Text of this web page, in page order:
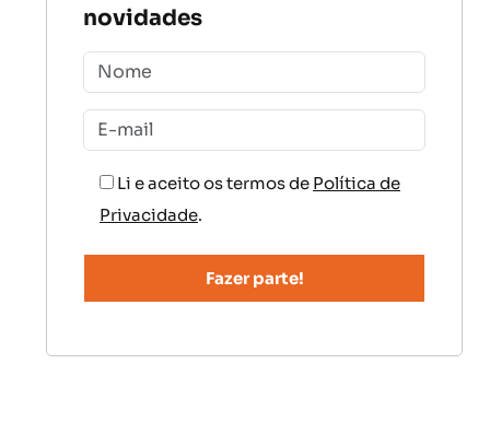
novidades
Li e aceito os termos de Política de
Privacidade.